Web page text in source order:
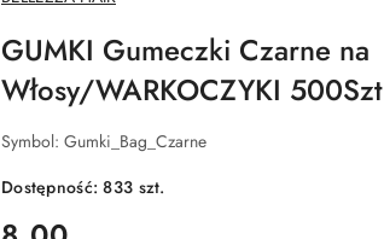
PRODUCENTA:
GUMKI Gumeczki Czarne na
Włosy/WARKOCZYKI 500Szt
Symbol: Gumki_Bag_Czarne
Dostępność:833 szt.